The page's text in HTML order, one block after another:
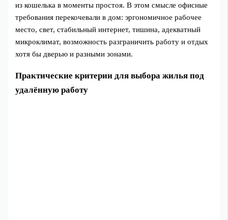
из кошелька в моменты простоя. В этом смысле офисные
требования перекочевали в дом: эргономичное рабочее
место, свет, стабильный интернет, тишина, адекватный
микроклимат, возможность разграничить работу и отдых
хотя бы дверью и разными зонами.
Практические критерии для выбора жилья под
удалённую работу